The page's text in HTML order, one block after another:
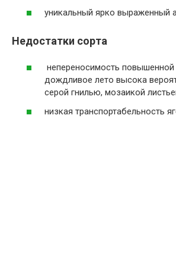
уникальный ярко выраженный
Недостатки сорта
непереносимость
дождливое лето высока
серой гнилью, мозаикой
низкая транспортабельность